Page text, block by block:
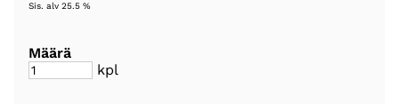
Sis. alv 25.5 %
Määrä
kpl